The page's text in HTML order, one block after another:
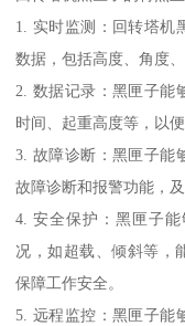
1. 实时监测：回转塔机
数据，包括高度、角度
2. 数据记录：黑匣子能
时间、起重高度等，以
3. 故障诊断：黑匣子能
故障诊断和报警功能，
4. 安全保护：黑匣子
况，如超载、倾斜等，
保障工作安全。
5. 远程监控：黑匣子能